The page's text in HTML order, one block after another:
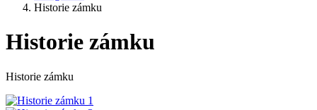
Historie zámku
Historie zámku
Historie zámku